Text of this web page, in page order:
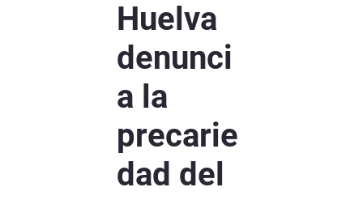
Huelva
denunci
a la
precarie
dad del